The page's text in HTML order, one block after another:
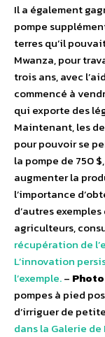
Il a également
pompe
terres qu’il
Mwanza, pour
trois ans, avec
commencé à
qui exporte des
Maintenant, les
pour pouvoir se
la pompe de 750
augmenter la
l’importance
d’autres
agriculteurs,
récupération de
L’innovation
l’exemple.– Photo
pompes à pied
d’irriguer de
dans la Galerie